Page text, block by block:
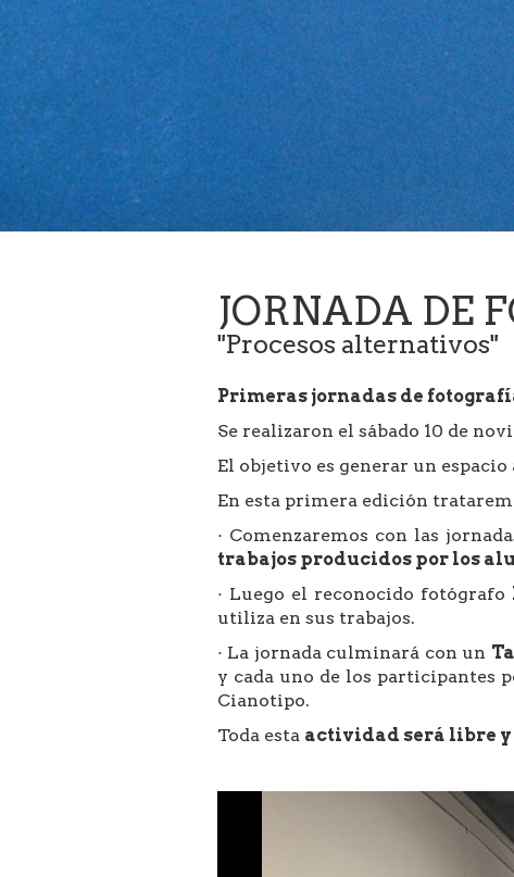
JORNADA DE
"Procesos alternativos"
Primeras jornadas de
Se realizaron el sábado 10 de
El objetivo es generar un
En esta primera edición
· Comenzaremos con las
trabajos producidos por los
· Luego el reconocido fotógrafo
utiliza en sus trabajos.
· La jornada culminará con un
y cada uno de los participantes
Cianotipo.
Toda esta actividad será libre